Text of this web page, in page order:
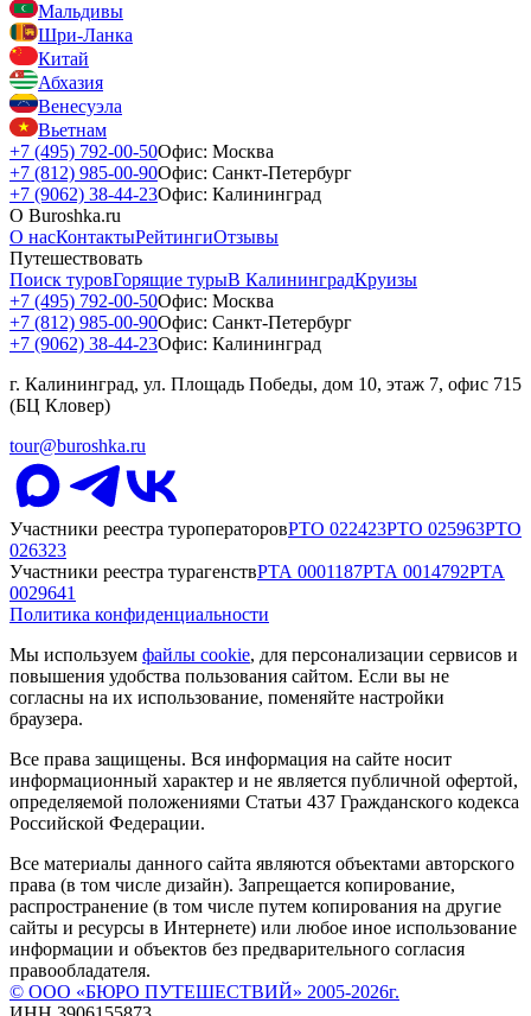
Мальдивы
Шри-Ланка
Китай
Абхазия
Венесуэла
Вьетнам
+7 (495) 792-00-50Офис: Москва
+7 (812) 985-00-90Офис: Санкт-Петербург
+7 (9062) 38-44-23Офис: Калининград
О Buroshka.ru
О насКонтактыРейтингиОтзывы
Путешествовать
Поиск туровГорящие турыВ КалининградКруизы
+7 (495) 792-00-50Офис: Москва
+7 (812) 985-00-90Офис: Санкт-Петербург
+7 (9062) 38-44-23Офис: Калининград
г. Калининград, ул. Площадь Победы, дом 10, этаж 7, офис 715
(БЦ Кловер)
tour@buroshka.ru
Участники реестра туроператоровРТО 022423РТО 025963РТО
026323
Участники реестра турагенствРТА 0001187РТА 0014792РТА
0029641
Политика конфиденциальности
Мы используем файлы cookie, для персонализации сервисов и
повышения удобства пользования сайтом. Если вы не
согласны на их использование, поменяйте настройки
браузера.
Все права защищены. Вся информация на сайте носит
информационный характер и не является публичной офертой,
определяемой положениями Статьи 437 Гражданского кодекса
Российской Федерации.
Все материалы данного сайта являются объектами авторского
права (в том числе дизайн). Запрещается копирование,
распространение (в том числе путем копирования на другие
сайты и ресурсы в Интернете) или любое иное использование
информации и объектов без предварительного согласия
правообладателя.
© ООО «БЮРО ПУТЕШЕСТВИЙ» 2005-2026г.